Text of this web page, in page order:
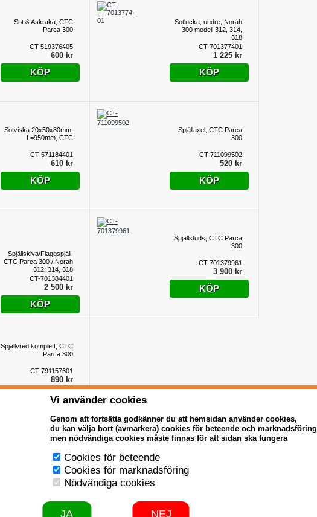
Sot & Askraka, CTC
Parca 300
CT-519376405
600 kr
KÖP
Sotlucka, undre, Norah
300 modell 312, 314,
318
CT-701377401
1 225 kr
KÖP
Sotviska 20x50x80mm,
L=950mm, CTC
CT-571184401
610 kr
KÖP
Spjällaxel, CTC Parca
300
CT-711099502
520 kr
KÖP
Spjällskiva/Flaggspjäll,
CTC Parca 300 / Norah
312, 314, 318
CT-701384401
2 500 kr
KÖP
Spjällstuds, CTC Parca
300
CT-701379961
3 900 kr
KÖP
Spjällvred komplett, CTC
Parca 300
CT-791157601
890 kr
Vi använder cookies
Genom att fortsätta godkänner du att hemsidan använder cookies,
du kan välja bort (avmarkera) cookies för beteende och marknadsföring
men nödvändiga cookies måste finnas för att sidan ska fungera
Cookies för beteende
Cookies för marknadsföring
Nödvändiga cookies
JA NEJ